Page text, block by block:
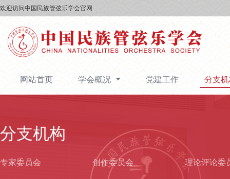
欢迎访问中国民族管弦乐学会官网
网站首页 学会概况 党建工作 分支
分支机构
专家委员会 创作委员会 理论评论委